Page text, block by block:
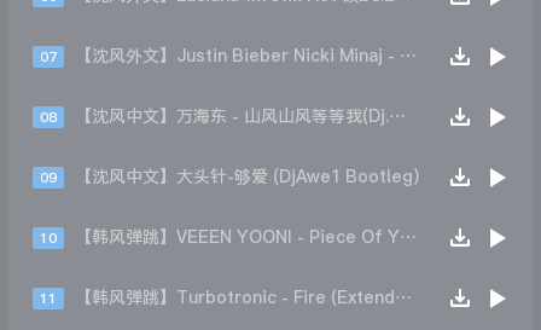
07 【沈风外文】Justin Bieber Nicki Minaj - Beauty And A Beat (DjHope小春 Extended Mix)
08 【沈风中文】万海东 - 山风山风等等我(Dj.阿洋 Extended Mix)
09 【沈风中文】大头针-够爱 (DjAwe1 Bootleg)
10 【韩风弹跳】VEEEN YOONI - Piece Of Your Heart (Remix)
11 【韩风弹跳】Turbotronic - Fire (Extended Mix)